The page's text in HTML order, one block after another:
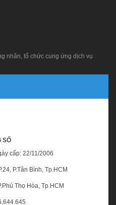
nhân, tổ chức cung ứng dịch vụ
SỐ
cấp: 22/11/2006
P.Tân Bình, Tp.HCM
Thọ Hòa, Tp.HCM